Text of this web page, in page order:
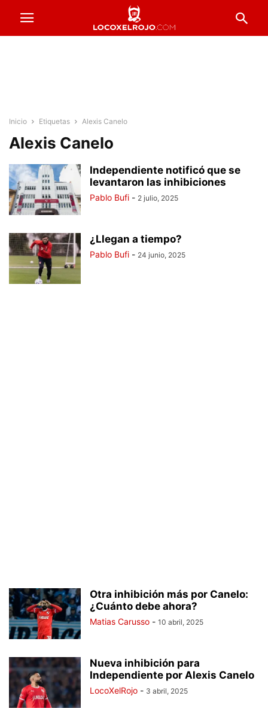
Inicio Etiquetas Alexis Canelo
Alexis Canelo
Independiente notificó que se
levantaron las inhibiciones
Pablo Bufi - 2 julio, 2025
¿Llegan a tiempo?
Pablo Bufi - 24 junio, 2025
Otra inhibición más por Canelo:
¿Cuánto debe ahora?
Matias Carusso - 10 abril, 2025
Nueva inhibición para
Independiente por Alexis Canelo
LocoXelRojo - 3 abril, 2025